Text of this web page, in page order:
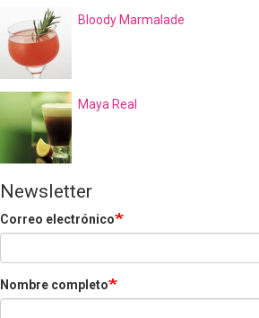
Bloody Marmalade
Maya Real
Newsletter
Correo electrónico
Nombre completo